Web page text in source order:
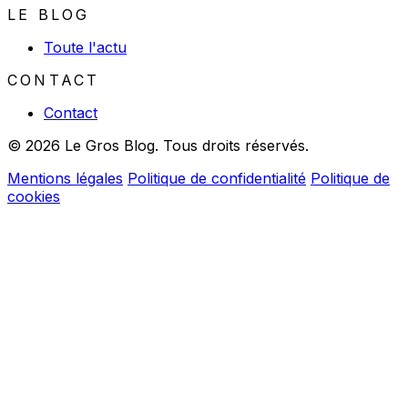
LE BLOG
Toute l'actu
CONTACT
Contact
© 2026 Le Gros Blog. Tous droits réservés.
Mentions légales Politique de confidentialité Politique de
cookies